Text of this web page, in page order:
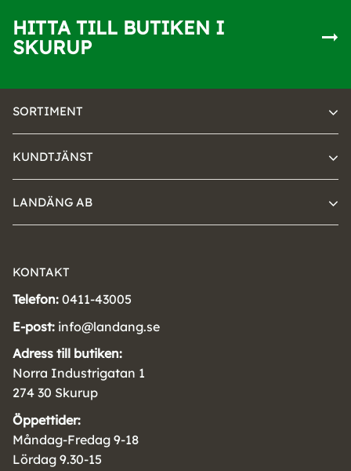
HITTA TILL BUTIKEN I
SKURUP
SORTIMENT
KUNDTJÄNST
LANDÄNG AB
KONTAKT
Telefon: 0411-43005
E-post: info@landang.se
Adress till butiken:
Norra Industrigatan 1
274 30 Skurup
Öppettider:
Måndag-Fredag 9-18
Lördag 9.30-15